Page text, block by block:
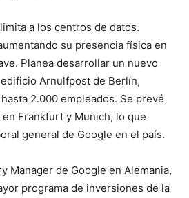
a los centros de datos.
su presencia física en
Planea desarrollar un nuevo
Arnulfpost de Berlín,
2.000 empleados. Se prevé
Frankfurt y Munich, lo que
general de Google en el país.
Manager de Google en Alemania,
programa de inversiones de la